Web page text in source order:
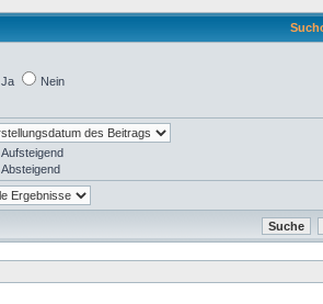
Ja Nein
Aufsteigend
Absteigend